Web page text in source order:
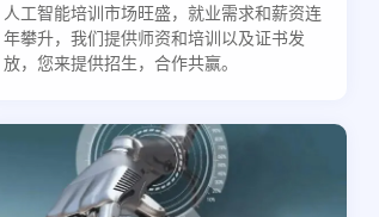
人工智能培训市场旺盛，就业需求和薪资连
年攀升，我们提供师资和培训以及证书发
放，您来提供招生，合作共赢。